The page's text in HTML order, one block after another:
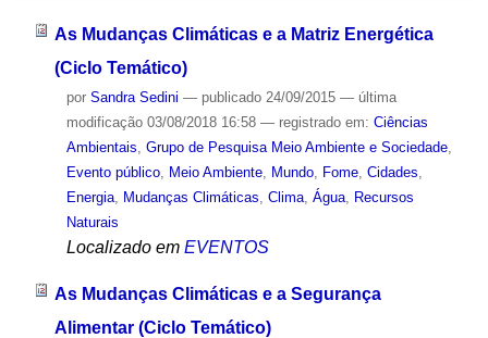
As Mudanças Climáticas e a Matriz Energética
(Ciclo Temático)
por Sandra Sedini — publicado24/09/2015 — última
modificação03/08/2018 16:58 — registrado em: Ciências
Ambientais Grupo de Pesquisa Meio Ambiente e Sociedade,
Evento público, Meio Ambiente, Mundo, Fome, Cidades
Energia, Mudanças Climáticas Clima, Água,
Recursos
Naturais
Localizado em EVENTOS
As Mudanças Climáticas e a Segurança
Alimentar (Ciclo Temático)